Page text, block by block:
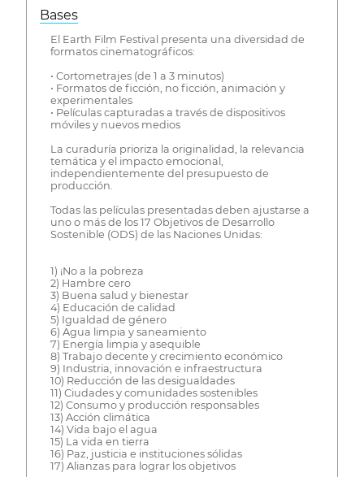
Bases
El Earth Film Festival presenta una diversidad de
formatos cinematográficos:
• Cortometrajes (de 1 a 3 minutos)
• Formatos de ficción, no ficción, animación y
experimentales
• Películas capturadas a través de dispositivos
móviles y nuevos medios
La curaduría prioriza la originalidad, la relevancia
temática y el impacto emocional,
independientemente del presupuesto de
producción.
Todas las películas presentadas deben ajustarse a
uno o más de los 17 Objetivos de Desarrollo
Sostenible (ODS) de las Naciones Unidas:
1) ¡No a la pobreza
2) Hambre cero
3) Buena salud y bienestar
4) Educación de calidad
5) Igualdad de género
6) Agua limpia y saneamiento
7) Energía limpia y asequible
8) Trabajo decente y crecimiento económico
9) Industria, innovación e infraestructura
10) Reducción de las desigualdades
11) Ciudades y comunidades sostenibles
12) Consumo y producción responsables
13) Acción climática
14) Vida bajo el agua
15) La vida en tierra
16) Paz, justicia e instituciones sólidas
17) Alianzas para lograr los objetivos